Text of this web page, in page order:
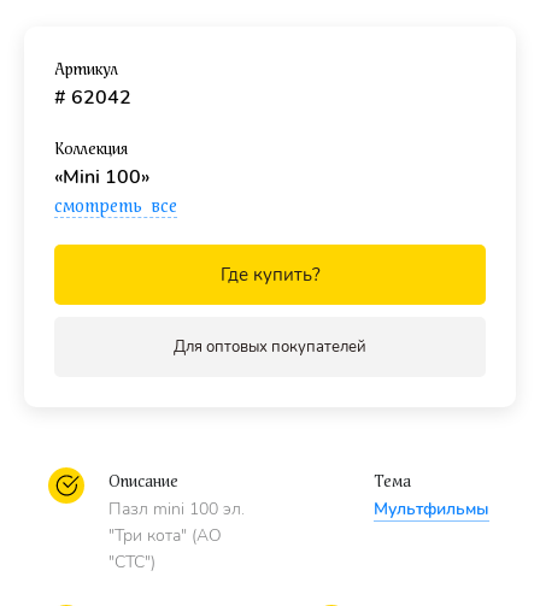
Рекомендованы
Артикул
# 62042
Коллекция
«Mini 100»
смотреть все
Где купить?
Для оптовых покупателей
Описание
Пазл mini 100 эл.
"Три кота" (АО
"СТС")
Тема
Мультфильмы